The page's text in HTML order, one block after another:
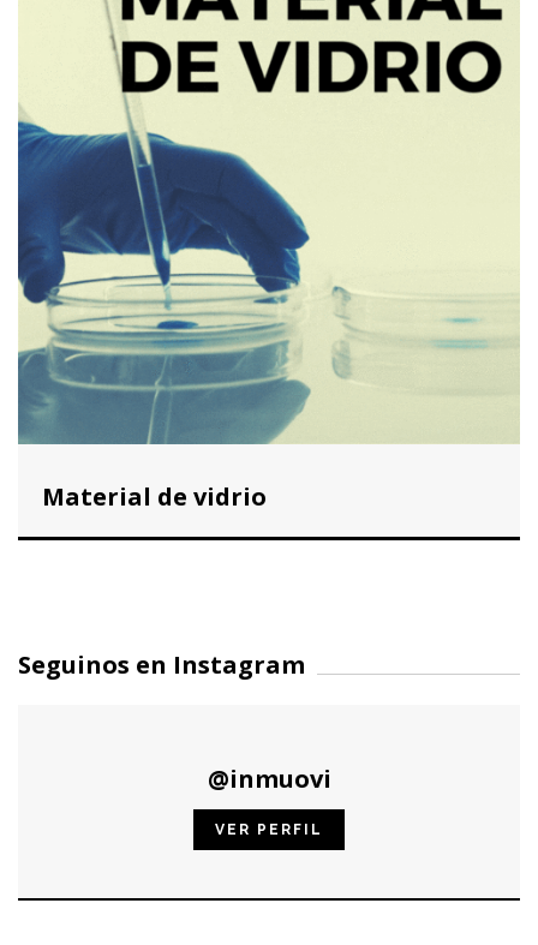
Material de vidrio
Seguinos en Instagram
@inmuovi
VER PERFIL